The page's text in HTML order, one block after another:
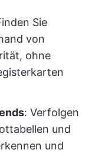
Sie
von
ohne
: Verfolgen
und
und